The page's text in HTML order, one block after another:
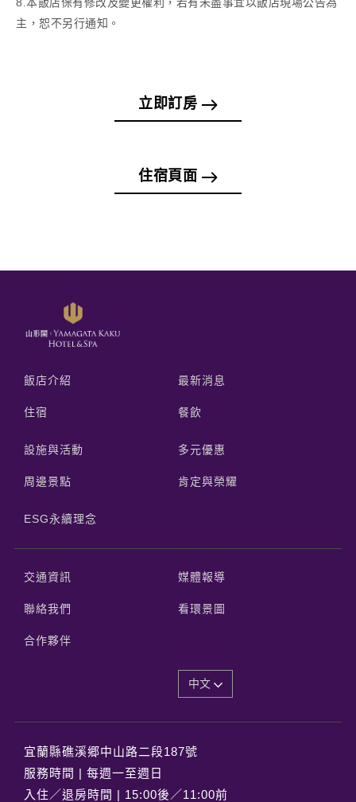
8.本飯店保有修改及變更權利，若有未盡事宜以飯店現場公告為
主，恕不另行通知。
立即訂房
住宿頁面
飯店介紹 最新消息
住宿 餐飲
設施與活動 多元優惠
周邊景點 肯定與榮耀
ESG永續理念
交通資訊 媒體報導
聯絡我們 看環景圖
合作夥伴
中文
宜蘭縣礁溪郷中山路二段187號
服務時間 | 每週一至週日
入住／退房時間 | 15:00後／11:00前